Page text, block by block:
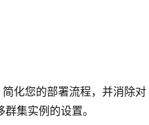
化您的部署流程，并消除对
集实例的设置。